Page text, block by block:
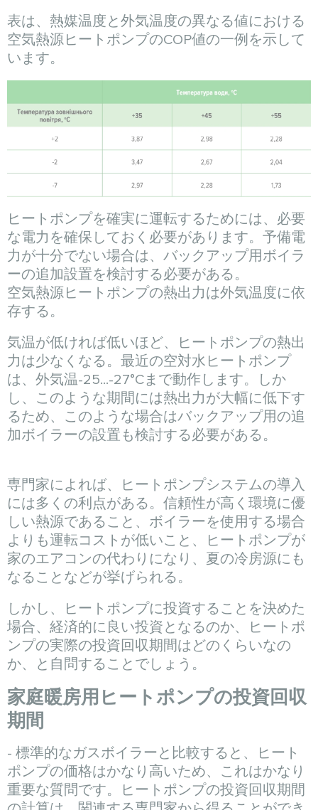
表は、熱媒温度と外気温度の異なる値における
空気熱源ヒートポンプのCOP値の一例を示して
います。
ヒートポンプを確実に運転するためには、必要
な電力を確保しておく必要があります。予備電
力が十分でない場合は、バックアップ用ボイラ
ーの追加設置を検討する必要がある。
空気熱源ヒートポンプの熱出力は外気温度に依
存する。
気温が低ければ低いほど、ヒートポンプの熱出
力は少なくなる。最近の空対水ヒートポンプ
は、外気温-25...-27°Cまで動作します。しか
し、このような期間には熱出力が大幅に低下す
るため、このような場合はバックアップ用の追
加ボイラーの設置も検討する必要がある。
専門家によれば、ヒートポンプシステムの導入
には多くの利点がある。信頼性が高く環境に優
しい熱源であること、ボイラーを使用する場合
よりも運転コストが低いこと、ヒートポンプが
家のエアコンの代わりになり、夏の冷房源にも
なることなどが挙げられる。
しかし、ヒートポンプに投資することを決めた
場合、経済的に良い投資となるのか、ヒートポ
ンプの実際の投資回収期間はどのくらいなの
か、と自問することでしょう。
家庭暖房用ヒートポンプの投資回収
期間
- 標準的なガスボイラーと比較すると、ヒート
ポンプの価格はかなり高いため、これはかなり
重要な質問です。ヒートポンプの投資回収期間